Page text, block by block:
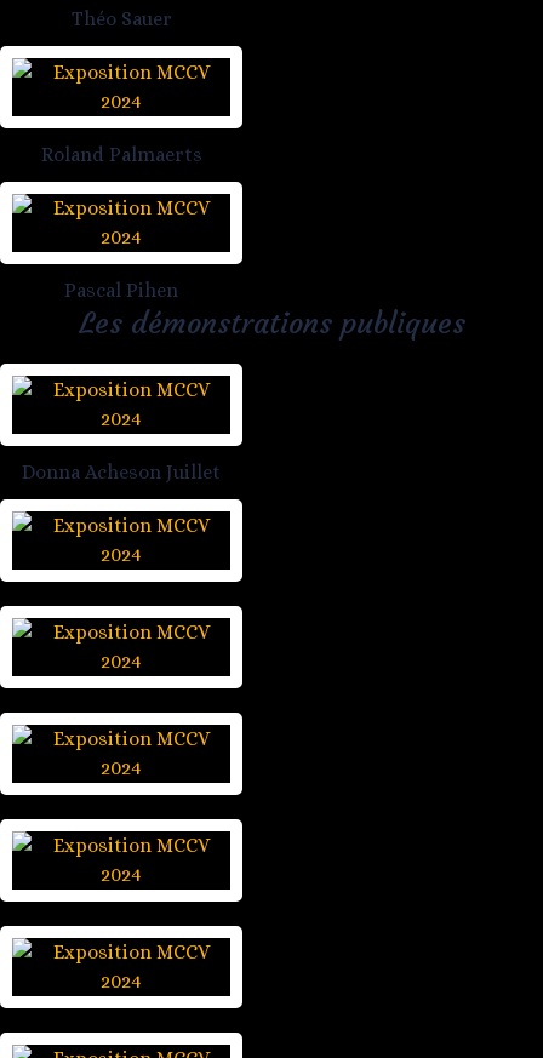
Théo Sauer
Roland Palmaerts
Pascal Pihen
Les démonstrations publiques
Donna Acheson Juillet